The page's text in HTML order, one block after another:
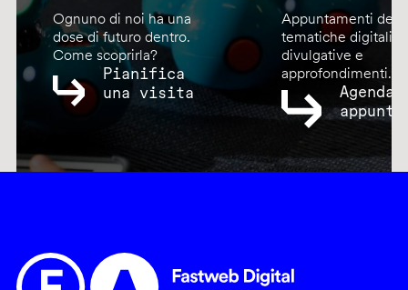
Ognuno di noi ha una
dose di futuro dentro.
Come scoprirla?
Pianifica
una visita
Appuntamenti
tematiche digitali,
divulgative e
approfondimenti.
Agenda